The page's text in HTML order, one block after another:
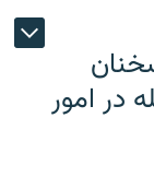
در امور